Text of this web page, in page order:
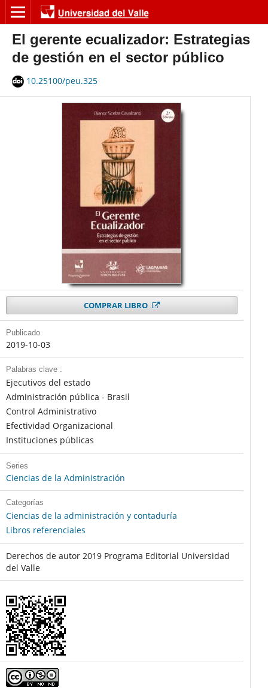
El gerente ecualizador: Estrategias
de gestión en el sector público
10.25100/peu.325
COMPRAR LIBRO
Publicado
2019-10-03
Palabras clave :
Ejecutivos del estado
Administración pública - Brasil
Control Administrativo
Efectividad Organizacional
Instituciones públicas
Series
Ciencias de la Administración
Categorías
Ciencias de la administración y contaduría
Libros referenciales
Derechos de autor 2019 Programa Editorial Universidad
del Valle